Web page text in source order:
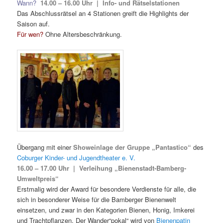
Wann? 14.00 – 16.00 Uhr | Info- und Rätselstationen
Das Abschlussrätsel an 4 Stationen greift die Highlights der
Saison auf.
Für wen?Ohne Altersbeschränkung.
Übergang mit einerShoweinlage der Gruppe „Pantastico“des
Coburger Kinder- und Jugendtheater e. V.
16.00 – 17.00 Uhr |Verleihung „Bienenstadt-Bamberg-
Umweltpreis“
Erstmalig wird der Award für besondere Verdienste für alle, die
sich in besonderer Weise für die Bamberger Bienenwelt
einsetzen, und zwar in den Kategorien Bienen, Honig, Imkerei
und Trachtpflanzen. Der Wander“pokal“ wird von Bienenpatin